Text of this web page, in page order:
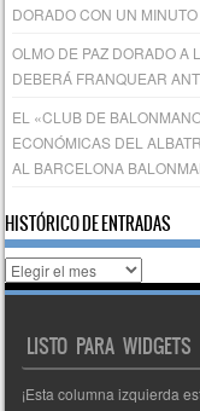
DORADO CON UN
OLMO DE PAZ DORADO A
DEBERÁ FRANQUEAR
EL «CLUB DE
ECONÓMICAS DEL
AL BARCELONA
HISTÓRICO DE ENTRADAS
Histórico
de
LISTO PARA WIDGETS
¡Esta columna izquierda